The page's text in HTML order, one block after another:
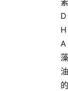
素
D
H
A
藻
油
的